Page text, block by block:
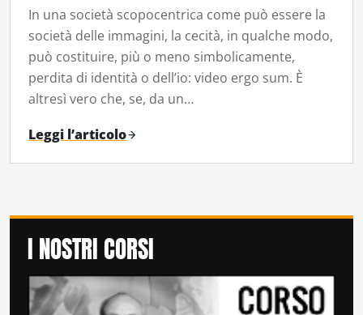
In una società scopocentrica come può essere la
società delle immagini, la cecità, in qualche modo,
può costituire, più o meno simbolicamente,
perdita di identità o dell’io: video ergo sum. È
altresì vero che, se, da un…
Leggi l’articolo
I NOSTRI CORSI